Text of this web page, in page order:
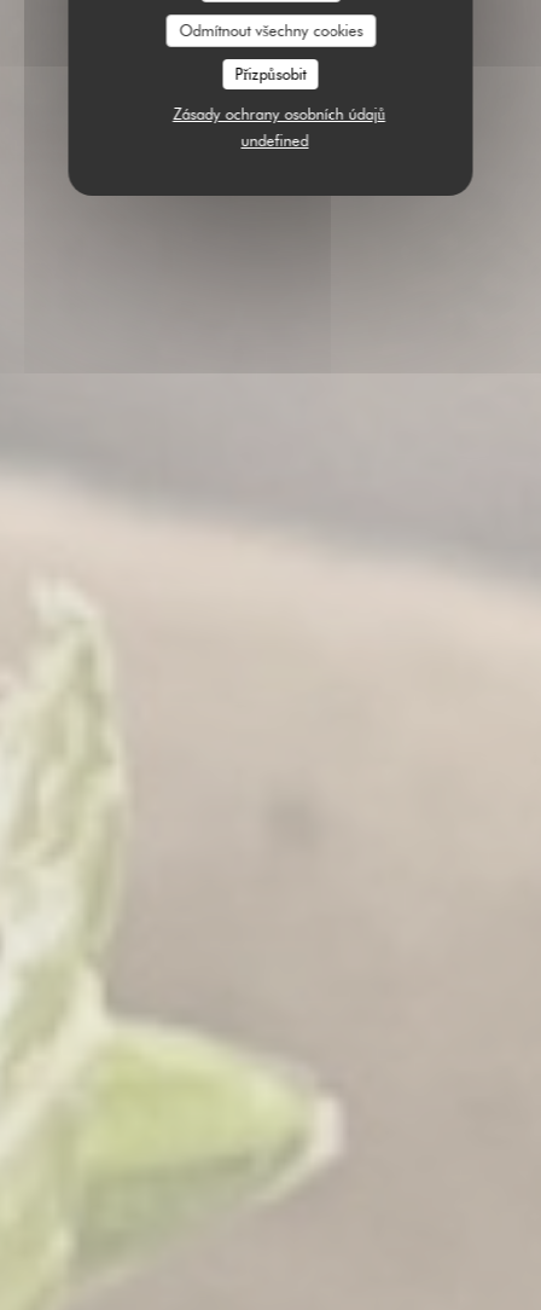
Odmítnout všechny cookies
Přizpůsobit
Zásady ochrany osobních údajů
undefined